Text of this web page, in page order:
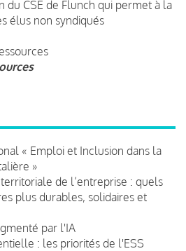
du CSE de Flunch qui permet à la
élus non syndiqués
« Emploi et Inclusion dans la
»
de l’entreprise : quels
plus durables, solidaires et
par l'IA
: les priorités de l'ESS